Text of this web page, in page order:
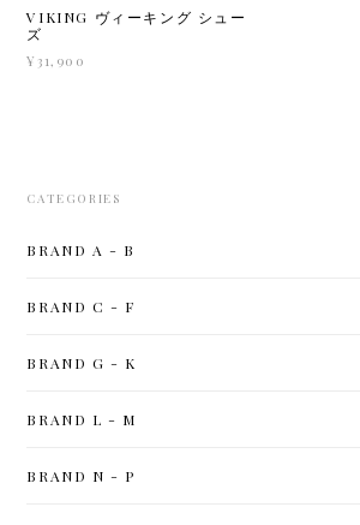
VIKING ヴィーキング シュー
ズ
¥31,900
CATEGORIES
BRAND A - B
BRAND C - F
BRAND G - K
BRAND L - M
BRAND N - P